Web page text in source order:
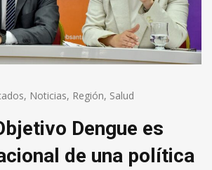
, Noticias, Región, Salud
Dengue es
de una política